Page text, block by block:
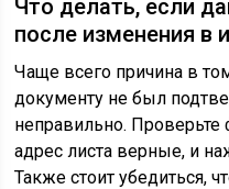
Что делать, если
после изменения в
Чаще всего причина в
документу не был
неправильно. Проверьте
адрес листа верные, и
Также стоит убедиться,